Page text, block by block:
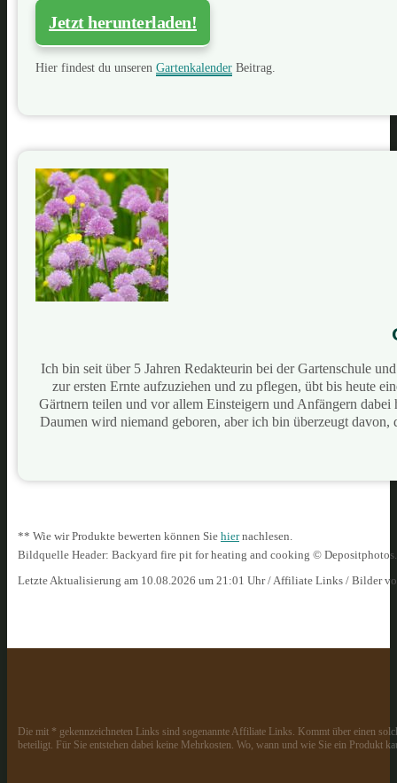
Jetzt herunterladen!
Hier findest du unseren Gartenkalender Beitrag.
Ich bin seit über 5 Jahren Redakteurin bei der Gartenschule
zur ersten Ernte aufzuziehen und zu pflegen, übt bis heute
Gärtnern teilen und vor allem Einsteigern und Anfängern
Daumen wird niemand geboren, aber ich bin überzeugt
** Wie wir Produkte bewerten können Sie hiernachlesen.
Bildquelle Header: Backyard fire pit for heating and cooking ©
Letzte Aktualisierung am 10.08.2026 um 21:01 Uhr / Affiliate Links / Bilder
Die mit * gekennzeichneten Links sind sogenannte Affiliate Links. Kommt über einen
beteiligt. Für Sie entstehen dabei keine Mehrkosten. Wo, wann und wie Sie ein Produkt